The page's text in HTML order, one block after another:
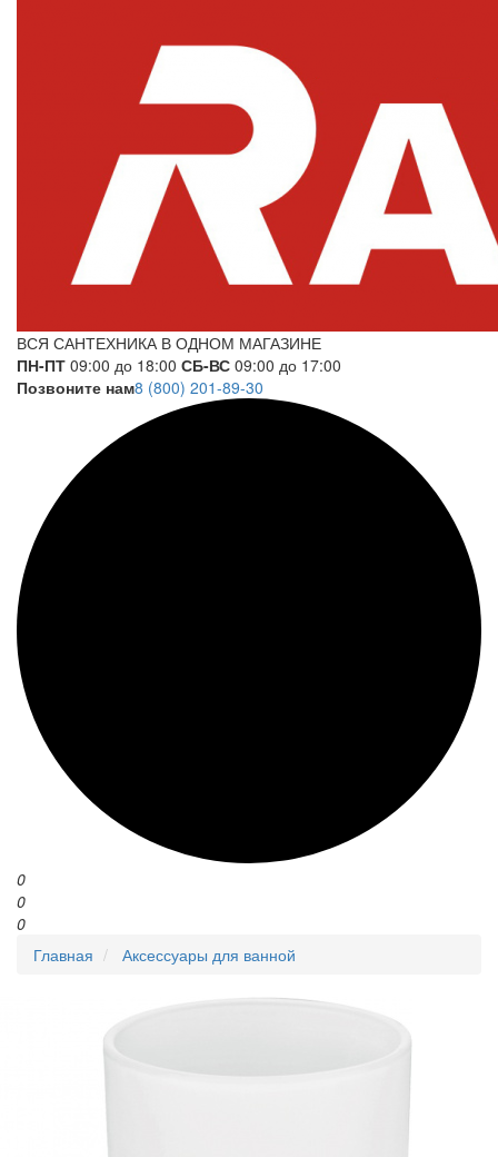
ВСЯ САНТЕХНИКА В ОДНОМ МАГАЗИНЕ
ПН-ПТ 09:00 до 18:00 СБ-ВС 09:00 до 17:00
Позвоните нам8 (800) 201-89-30
0
0
0
Главная
Аксессуары для ванной